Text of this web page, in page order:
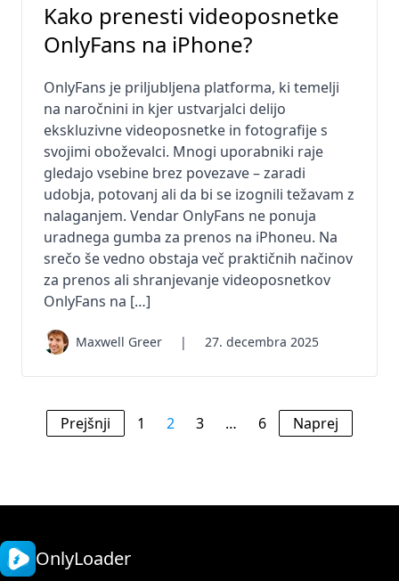
Kako prenesti videoposnetke
OnlyFans na iPhone?
OnlyFans je priljubljena platforma, ki temelji
na naročnini in kjer ustvarjalci delijo
ekskluzivne videoposnetke in fotografije s
svojimi oboževalci. Mnogi uporabniki raje
gledajo vsebine brez povezave – zaradi
udobja, potovanj ali da bi se izognili težavam z
nalaganjem. Vendar OnlyFans ne ponuja
uradnega gumba za prenos na iPhoneu. Na
srečo še vedno obstaja več praktičnih načinov
za prenos ali shranjevanje videoposnetkov
OnlyFans na […]
Maxwell Greer | 27. decembra 2025
Prejšnji 1 2 3 … 6 Naprej
OnlyLoader